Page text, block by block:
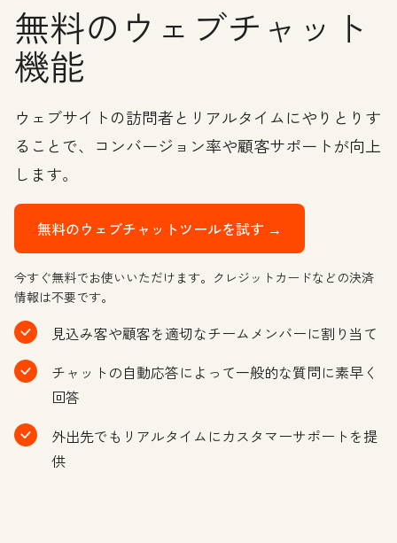
無料のウェブチャット
機能
ウェブサイトの訪問者とリアルタイムにやりとりす
ることで、コンバージョン率や顧客サポートが向上
します。
無料のウェブチャットツールを試す →
今すぐ無料でお使いいただけます。クレジットカードなどの決済
情報は不要です。
見込み客や顧客を適切なチームメンバーに割り当て
チャットの自動応答によって一般的な質問に素早く
回答
外出先でもリアルタイムにカスタマーサポートを提
供